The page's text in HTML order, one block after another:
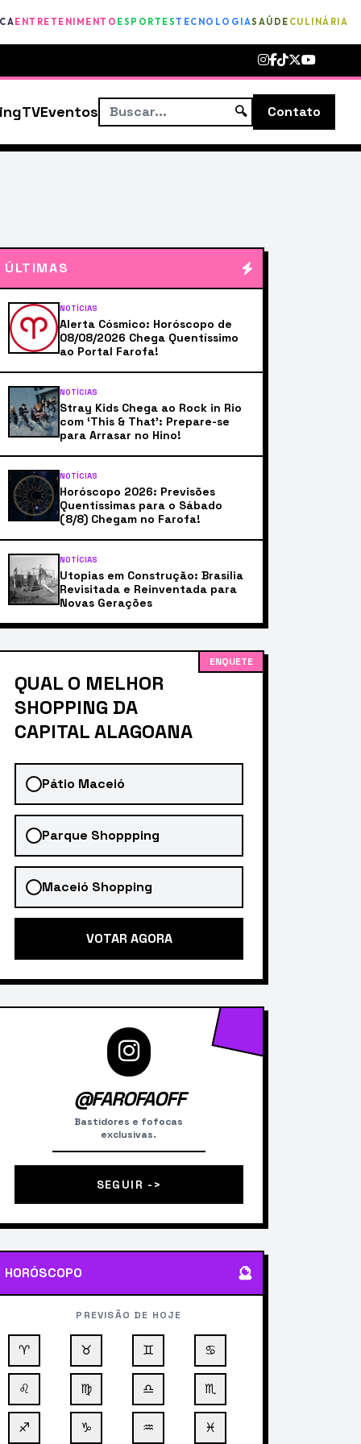
ENTRETENIMENTO ESPORTESTECNOLOGIASAÚDE CULINÁRIA
TVEventos 🔍 Contato
ÚLTIMAS
NOTÍCIAS
Alerta Cósmico: Horóscopo de
08/08/2026 Chega Quentíssimo
ao Portal Farofa!
NOTÍCIAS
Stray Kids Chega ao Rock in Rio
com ‘This & That’: Prepare-se
para Arrasar no Hino!
NOTÍCIAS
Horóscopo 2026: Previsões
Quentíssimas para o Sábado
(8/8) Chegam no Farofa!
NOTÍCIAS
Utopias em Construção: Brasília
Revisitada e Reinventada para
Novas Gerações
ENQUETE
QUAL O MELHOR
SHOPPING DA
CAPITAL ALAGOANA
Pátio Maceió
Parque Shoppping
Maceió Shopping
VOTAR AGORA
@FAROFAOFF
Bastidores e fofocas
exclusivas.
SEGUIR ->
HORÓSCOPO 🔮
PREVISÃO DE HOJE
♈ ♉ ♊ ♋
♌ ♍ ♎ ♏
♐ ♑ ♒ ♓